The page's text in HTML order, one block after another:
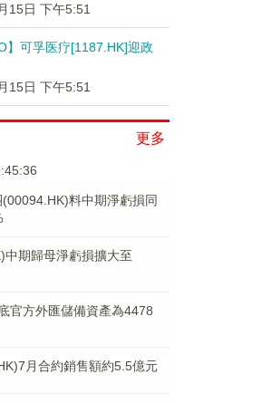
15日 下午5:51
】可孚医疗[1187.HK]迎政
15日 下午5:51
更多
(00094.HK)料中期淨虧損同
期歸母淨虧損擴大至
官方外匯儲備資產為4478
月合約銷售額約5.5億元